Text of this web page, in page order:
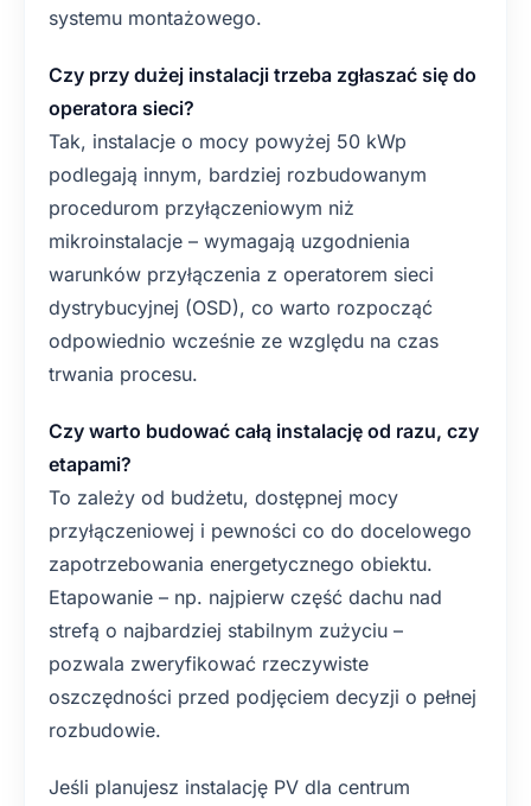
systemu montażowego.
Czy przy dużej instalacji trzeba zgłaszać się do
operatora sieci?
Tak, instalacje o mocy powyżej 50 kWp
podlegają innym, bardziej rozbudowanym
procedurom przyłączeniowym niż
mikroinstalacje – wymagają uzgodnienia
warunków przyłączenia z operatorem sieci
dystrybucyjnej (OSD), co warto rozpocząć
odpowiednio wcześnie ze względu na czas
trwania procesu.
Czy warto budować całą instalację od razu, czy
etapami?
To zależy od budżetu, dostępnej mocy
przyłączeniowej i pewności co do docelowego
zapotrzebowania energetycznego obiektu.
Etapowanie – np. najpierw część dachu nad
strefą o najbardziej stabilnym zużyciu –
pozwala zweryfikować rzeczywiste
oszczędności przed podjęciem decyzji o pełnej
rozbudowie.
Jeśli planujesz instalację PV dla centrum